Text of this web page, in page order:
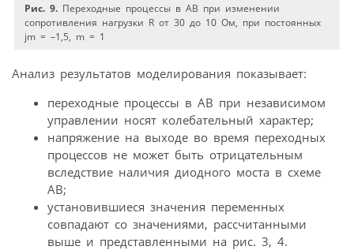
Рис. 9. Переходные процессы в АВ при изменении
сопротивления нагрузки R от 30 до 10 Ом, при постоянных
jm = –1,5, m = 1
Анализ результатов моделирования показывает:
переходные процессы в АВ при независимом
управлении носят колебательный характер;
напряжение на выходе во время переходных
процессов не может быть отрицательным
вследствие наличия диодного моста в схеме
АВ;
установившиеся значения переменных
совпадают со значениями, рассчитанными
выше и представленными на рис. 3, 4.